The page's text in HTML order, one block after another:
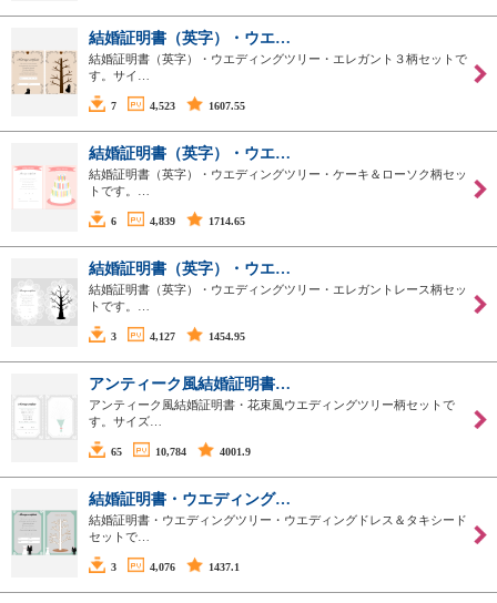
結婚証明書（英字）・ウエ…
結婚証明書（英字）・ウエディングツリー・エレガント３柄セットで
す。サイ…
7 4,523 1607.55
結婚証明書（英字）・ウエ…
結婚証明書（英字）・ウエディングツリー・ケーキ＆ローソク柄セッ
トです。…
6 4,839 1714.65
結婚証明書（英字）・ウエ…
結婚証明書（英字）・ウエディングツリー・エレガントレース柄セッ
トです。…
3 4,127 1454.95
アンティーク風結婚証明書…
アンティーク風結婚証明書・花束風ウエディングツリー柄セットで
す。サイズ…
65 10,784 4001.9
結婚証明書・ウエディング…
結婚証明書・ウエディングツリー・ウエディングドレス＆タキシード
セットで…
3 4,076 1437.1